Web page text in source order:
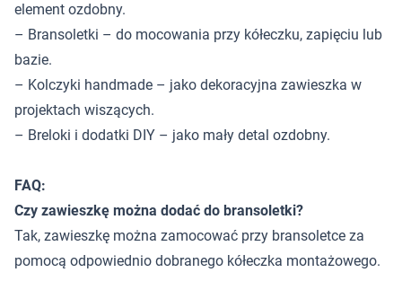
element ozdobny.
– Bransoletki – do mocowania przy kółeczku, zapięciu lub
bazie.
– Kolczyki handmade – jako dekoracyjna zawieszka w
projektach wiszących.
– Breloki i dodatki DIY – jako mały detal ozdobny.
FAQ:
Czy zawieszkę można dodać do bransoletki?
Tak, zawieszkę można zamocować przy bransoletce za
pomocą odpowiednio dobranego kółeczka montażowego.